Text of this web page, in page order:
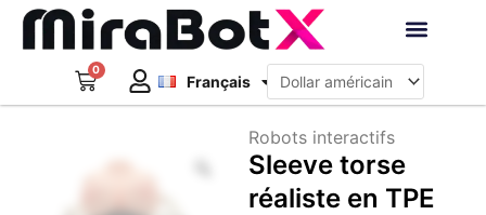
Aller
0
Panier Français
Deutsch
日本語
Zoom
Robots interactifs
Sleeve torse
réaliste en TPE